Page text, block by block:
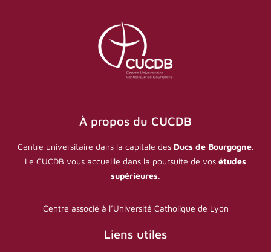
À propos du CUCDB
Centre universitaire dans la capitale des Ducs de Bourgogne.
Le CUCDB vous accueille dans la poursuite de vos études
supérieures.
Centre associé à l’Université Catholique de Lyon
Liens utiles